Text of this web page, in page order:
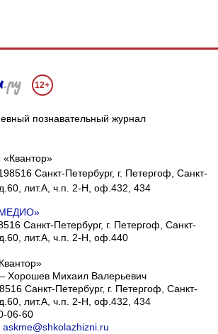
12+
познавательный журнал
Санкт-Петербург, г. Петергоф, Санкт-
лит.А, ч.п. 2-Н, оф.432, 434
Санкт-Петербург, г. Петергоф, Санкт-
лит.А, ч.п. 2-Н, оф.440
Хорошев Михаил Валерьевич
Санкт-Петербург, г. Петергоф, Санкт-
лит.А, ч.п. 2-Н, оф.432, 434
06-60
askme@shkolazhizni.ru